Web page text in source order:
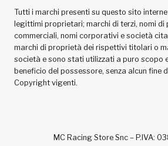
Tutti i marchi presenti su questo sito
legittimi proprietari; marchi di terzi, nomi di
commerciali, nomi corporativi e società
marchi di proprietà dei rispettivi titolari o
società e sono stati utilizzati a puro scopo
beneficio del possessore, senza alcun fine
Copyright vigenti.
MC Racing Store Snc – P.IVA: